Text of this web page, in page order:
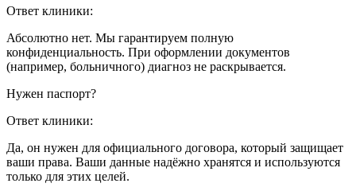
Ответ клиники:
Абсолютно нет. Мы гарантируем полную
конфиденциальность. При оформлении документов
(например, больничного) диагноз не раскрывается.
Нужен паспорт?
Ответ клиники:
Да, он нужен для официального договора, который защищает
ваши права. Ваши данные надёжно хранятся и используются
только для этих целей.